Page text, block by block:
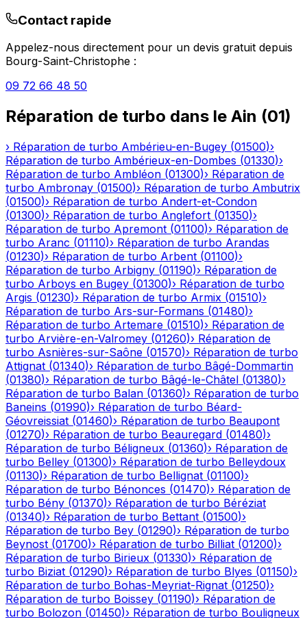
Contact rapide
Appelez-nous directement pour un devis gratuit depuis
Bourg-Saint-Christophe :
09 72 66 48 50
Réparation de turbo dans le Ain (01)
› Réparation de turbo Ambérieu-en-Bugey (01500)›
Réparation de turbo Ambérieux-en-Dombes (01330)›
Réparation de turbo Ambléon (01300)› Réparation de
turbo Ambronay (01500)› Réparation de turbo Ambutrix
(01500)› Réparation de turbo Andert-et-Condon
(01300)› Réparation de turbo Anglefort (01350)›
Réparation de turbo Apremont (01100)› Réparation de
turbo Aranc (01110)› Réparation de turbo Arandas
(01230)› Réparation de turbo Arbent (01100)›
Réparation de turbo Arbigny (01190)› Réparation de
turbo Arboys en Bugey (01300)› Réparation de turbo
Argis (01230)› Réparation de turbo Armix (01510)›
Réparation de turbo Ars-sur-Formans (01480)›
Réparation de turbo Artemare (01510)› Réparation de
turbo Arvière-en-Valromey (01260)› Réparation de
turbo Asnières-sur-Saône (01570)› Réparation de turbo
Attignat (01340)› Réparation de turbo Bâgé-Dommartin
(01380)› Réparation de turbo Bâgé-le-Châtel (01380)›
Réparation de turbo Balan (01360)› Réparation de turbo
Baneins (01990)› Réparation de turbo Béard-
Géovreissiat (01460)› Réparation de turbo Beaupont
(01270)› Réparation de turbo Beauregard (01480)›
Réparation de turbo Béligneux (01360)› Réparation de
turbo Belley (01300)› Réparation de turbo Belleydoux
(01130)› Réparation de turbo Bellignat (01100)›
Réparation de turbo Bénonces (01470)› Réparation de
turbo Bény (01370)› Réparation de turbo Béréziat
(01340)› Réparation de turbo Bettant (01500)›
Réparation de turbo Bey (01290)› Réparation de turbo
Beynost (01700)› Réparation de turbo Billiat (01200)›
Réparation de turbo Birieux (01330)› Réparation de
turbo Biziat (01290)› Réparation de turbo Blyes (01150)›
Réparation de turbo Bohas-Meyriat-Rignat (01250)›
Réparation de turbo Boissey (01190)› Réparation de
turbo Bolozon (01450)› Réparation de turbo Bouligneux